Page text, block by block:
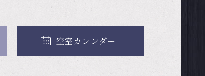
空室カレンダー